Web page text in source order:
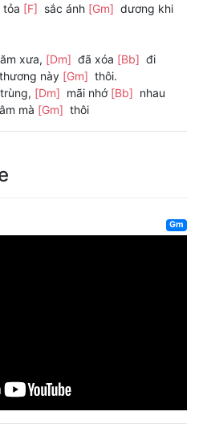
tỏa [F] sắc ánh [Gm] dương khi
xưa, [Dm] đã xóa [Bb] đi
thương này [Gm] thôi.
[Dm] mãi nhớ [Bb] nhau
âm mà [Gm] thôi
Gm